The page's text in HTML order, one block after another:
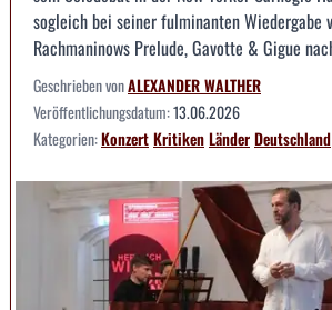
sogleich bei seiner fulminanten Wiedergabe
Rachmaninows Prelude, Gavotte & Gigue
Geschrieben vonALEXANDER WALTHER
Veröffentlichungsdatum:13.06.2026
Kategorien:KonzertKritikenLänderDeutschland